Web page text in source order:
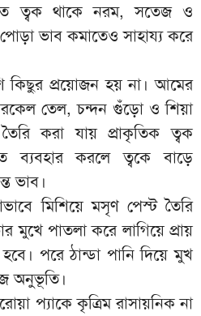
ত্বক থাকে নরম, সতেজ ও
ভাব কমাতেও সাহায্য করে
কিছুর প্রয়োজন হয় না। আমের
তেল, চন্দন গুঁড়ো ও শিয়া
করা যায় প্রাকৃতিক ত্বক
ব্যবহার করলে ত্বকে বাড়ে
ভাব।
মিশিয়ে মসৃণ পেস্ট তৈরি
মুখে পাতলা করে লাগিয়ে প্রায়
পরে ঠান্ডা পানি দিয়ে মুখ
অনুভূতি।
প্যাকে কৃত্রিম রাসায়নিক না